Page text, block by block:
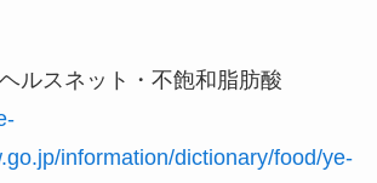
ルスネット・不飽和脂肪酸
information/dictionary/food/ye-